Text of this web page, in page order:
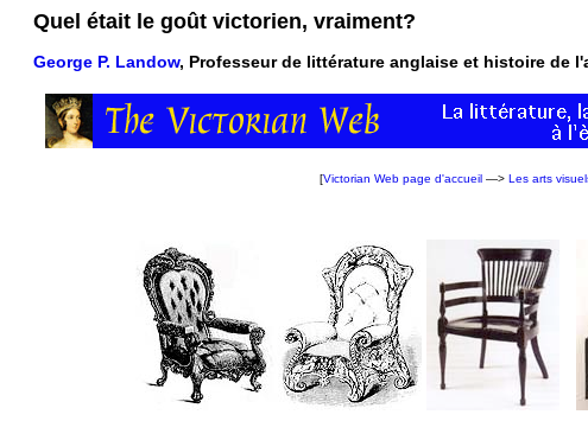
Quel était le goût victorien, vraiment?
George P. Landow, Professeur de littérature anglaise et histoire de
[Victorian Web page d'accueil —> Les arts